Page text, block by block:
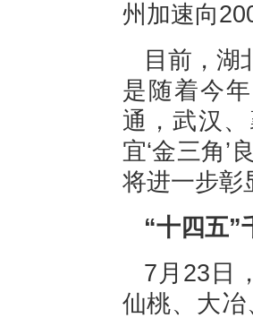
州加速向
目前，湖
是随着今
通，武汉
宜‘金三角’
将进一步彰
“十四五”
7月23日
仙桃、大